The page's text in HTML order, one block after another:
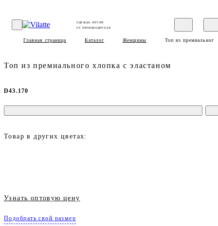
ОДЕЖДА ОПТОМ
ОТ ПРОИЗВОДИТЕЛЯ
Главная страница Каталог Женщины Топ из
Топ из премиального хлопка с эластаном
D43.170
Товар в других цветах:
Узнать оптовую цену
Подобрать свой размер